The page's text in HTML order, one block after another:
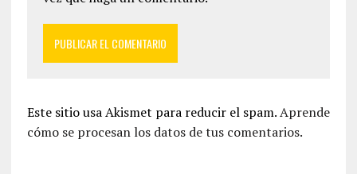
Este sitio usa Akismet para reducir el spam.Aprende
cómo se procesan los datos de tus comentarios.